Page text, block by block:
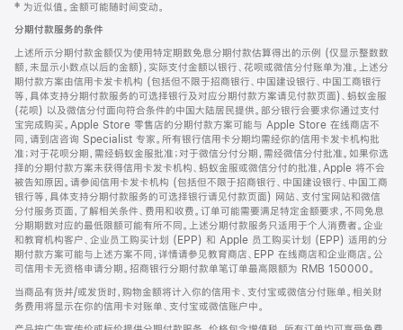
页
页
脚
注
‡ 为近似值。金额可能随时间变动。
分期付款服务的条件
上述所示分期付款金额仅为使用特定期数免息分期付款估算得出的示例 (仅显示整数数
额，未显示小数点以后的金额)，实际支付金额以银行、花呗或微信分付账单为准。上述分
期付款方案由信用卡发卡机构 (包括但不限于招商银行、中国建设银行、中国工商银行
等，具体支持分期付款服务的可选择银行及对应分期付款方案请见付款页面)、蚂蚁金服
(花呗) 以及微信分付面向符合条件的中国大陆居民提供。部分银行会要求你通过支付
宝完成购买。Apple Store 零售店的分期付款方案可能与 Apple Store 在线商店不
同，请到店咨询 Specialist 专家。所有银行信用卡分期均需经你的信用卡发卡机构批
准；对于花呗分期，需经蚂蚁金服批准；对于微信分付分期，需经微信分付批准。如果你选
择的分期付款方案未获得信用卡发卡机构、蚂蚁金服或微信分付的批准，Apple 将不会
被告知原因。请参阅信用卡发卡机构 (包括但不限于招商银行、中国建设银行、中国工商
银行等，具体支持分期付款服务的可选择银行请见付款页面) 网站、支付宝网站和微信
分付服务页面，了解相关条件、费用和收费。订单可能需要满足特定金额要求，不同免息
分期期数对应的最低限额可能有所不同。上述分期付款服务只适用于个人消费者。企业
和教育机构客户、企业员工购买计划 (EPP) 和 Apple 员工购买计划 (EPP) 适用的分
期付款方案可能与上述方案不同，详情请参见教育商店、EPP 在线商店和企业商店。公
司信用卡无资格申请分期。招商银行分期付款单笔订单最高限额为 RMB 150000。
当商品有货并/或发货时，购物金额将计入你的信用卡、支付宝或微信分付账单。相关财
务费用将显示在你的信用卡对账单、支付宝或微信账户中。